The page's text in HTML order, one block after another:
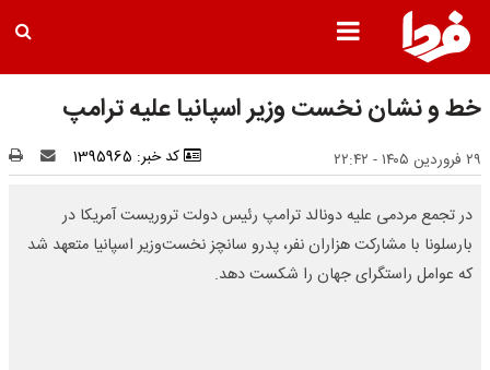
خط و نشان نخست وزیر اسپانیا علیه ترامپ
۲۹ فروردین ۱۴۰۵ - ۲۲:۴۲ کد خبر: 1395965
در تجمع مردمی علیه دونالد ترامپ رئیس دولت تروریست آمریکا در
بارسلونا با مشارکت هزاران نفر، پدرو سانچز نخست‌وزیر اسپانیا متعهد شد
که عوامل راستگرای جهان را شکست دهد.